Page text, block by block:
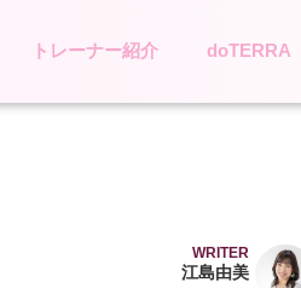
トレーナー紹介 doTERRA
WRITER
江島由美